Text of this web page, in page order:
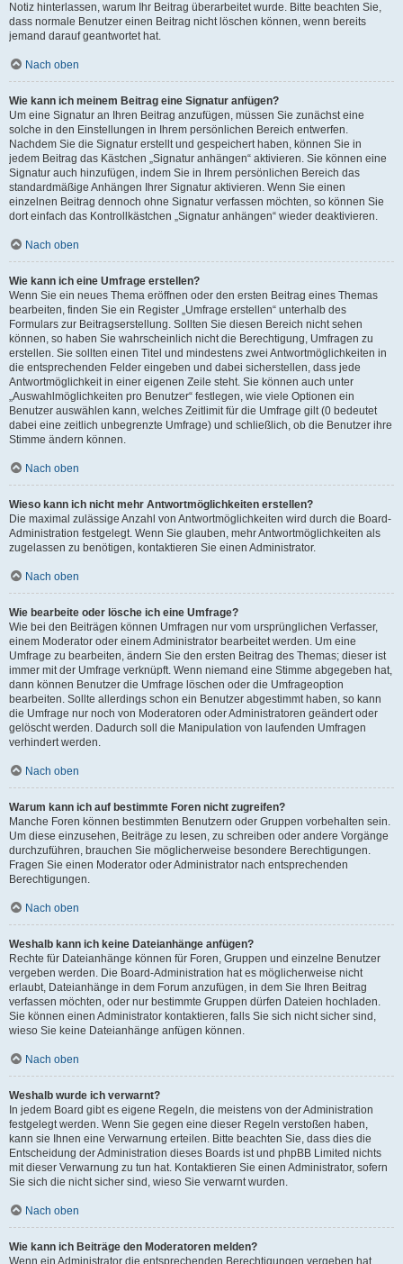
Notiz hinterlassen, warum Ihr Beitrag überarbeitet wurde. Bitte beachten Sie,
dass normale Benutzer einen Beitrag nicht löschen können, wenn bereits
jemand darauf geantwortet hat.
Nach oben
Wie kann ich meinem Beitrag eine Signatur anfügen?
Um eine Signatur an Ihren Beitrag anzufügen, müssen Sie zunächst eine
solche in den Einstellungen in Ihrem persönlichen Bereich entwerfen.
Nachdem Sie die Signatur erstellt und gespeichert haben, können Sie in
jedem Beitrag das Kästchen „Signatur anhängen“ aktivieren. Sie können eine
Signatur auch hinzufügen, indem Sie in Ihrem persönlichen Bereich das
standardmäßige Anhängen Ihrer Signatur aktivieren. Wenn Sie einen
einzelnen Beitrag dennoch ohne Signatur verfassen möchten, so können Sie
dort einfach das Kontrollkästchen „Signatur anhängen“ wieder deaktivieren.
Nach oben
Wie kann ich eine Umfrage erstellen?
Wenn Sie ein neues Thema eröffnen oder den ersten Beitrag eines Themas
bearbeiten, finden Sie ein Register „Umfrage erstellen“ unterhalb des
Formulars zur Beitragserstellung. Sollten Sie diesen Bereich nicht sehen
können, so haben Sie wahrscheinlich nicht die Berechtigung, Umfragen zu
erstellen. Sie sollten einen Titel und mindestens zwei Antwortmöglichkeiten in
die entsprechenden Felder eingeben und dabei sicherstellen, dass jede
Antwortmöglichkeit in einer eigenen Zeile steht. Sie können auch unter
„Auswahlmöglichkeiten pro Benutzer“ festlegen, wie viele Optionen ein
Benutzer auswählen kann, welches Zeitlimit für die Umfrage gilt (0 bedeutet
dabei eine zeitlich unbegrenzte Umfrage) und schließlich, ob die Benutzer ihre
Stimme ändern können.
Nach oben
Wieso kann ich nicht mehr Antwortmöglichkeiten erstellen?
Die maximal zulässige Anzahl von Antwortmöglichkeiten wird durch die Board-
Administration festgelegt. Wenn Sie glauben, mehr Antwortmöglichkeiten als
zugelassen zu benötigen, kontaktieren Sie einen Administrator.
Nach oben
Wie bearbeite oder lösche ich eine Umfrage?
Wie bei den Beiträgen können Umfragen nur vom ursprünglichen Verfasser,
einem Moderator oder einem Administrator bearbeitet werden. Um eine
Umfrage zu bearbeiten, ändern Sie den ersten Beitrag des Themas; dieser ist
immer mit der Umfrage verknüpft. Wenn niemand eine Stimme abgegeben hat,
dann können Benutzer die Umfrage löschen oder die Umfrageoption
bearbeiten. Sollte allerdings schon ein Benutzer abgestimmt haben, so kann
die Umfrage nur noch von Moderatoren oder Administratoren geändert oder
gelöscht werden. Dadurch soll die Manipulation von laufenden Umfragen
verhindert werden.
Nach oben
Warum kann ich auf bestimmte Foren nicht zugreifen?
Manche Foren können bestimmten Benutzern oder Gruppen vorbehalten sein.
Um diese einzusehen, Beiträge zu lesen, zu schreiben oder andere Vorgänge
durchzuführen, brauchen Sie möglicherweise besondere Berechtigungen.
Fragen Sie einen Moderator oder Administrator nach entsprechenden
Berechtigungen.
Nach oben
Weshalb kann ich keine Dateianhänge anfügen?
Rechte für Dateianhänge können für Foren, Gruppen und einzelne Benutzer
vergeben werden. Die Board-Administration hat es möglicherweise nicht
erlaubt, Dateianhänge in dem Forum anzufügen, in dem Sie Ihren Beitrag
verfassen möchten, oder nur bestimmte Gruppen dürfen Dateien hochladen.
Sie können einen Administrator kontaktieren, falls Sie sich nicht sicher sind,
wieso Sie keine Dateianhänge anfügen können.
Nach oben
Weshalb wurde ich verwarnt?
In jedem Board gibt es eigene Regeln, die meistens von der Administration
festgelegt werden. Wenn Sie gegen eine dieser Regeln verstoßen haben,
kann sie Ihnen eine Verwarnung erteilen. Bitte beachten Sie, dass dies die
Entscheidung der Administration dieses Boards ist und phpBB Limited nichts
mit dieser Verwarnung zu tun hat. Kontaktieren Sie einen Administrator, sofern
Sie sich die nicht sicher sind, wieso Sie verwarnt wurden.
Nach oben
Wie kann ich Beiträge den Moderatoren melden?
Wenn ein Administrator die entsprechenden Berechtigungen vergeben hat,